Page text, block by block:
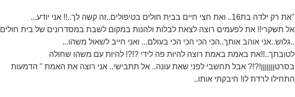
"את רק ילדה בת16.. ואת חצי חיים בבית חולים בטיפולים..זה קשה לך..!! אני יודע...
אל תשקרי!! את לפעמים רוצה לצאת לבלות ולהנות במקום לשבת במסדרונים של בית חולים
..גלוש..אני אוהב אותך..הכי הכי הכי הכי בעולם... ואני חייב לשאול משהו...
לטובתך..!!את באמת באמת רוצה להיות פה לידי ?!?! להיות עם משהו שחולה
בסרטןןןןןןן!?!? אבל תחשבי לפני שאת עונה.. אל תתבישי.. אני רוצה את האמת " הדמעות
התחילו לרדת לו! חיבקתי אותו..